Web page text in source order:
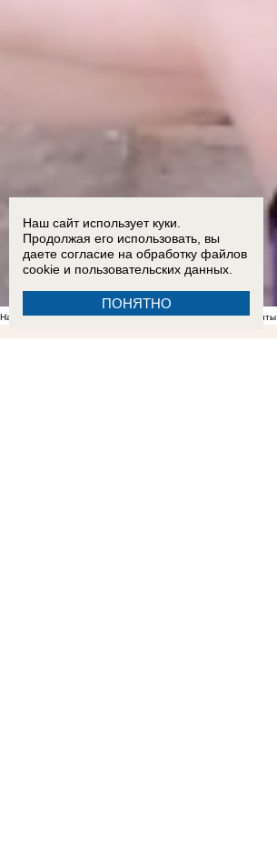
На фоне отсутствия воды в Мелитополе появились спекулянты
Наш сайт использует куки.
Продолжая его использовать, вы
даете согласие на обработку файлов
cookie и пользовательских данных.
ПОНЯТНО